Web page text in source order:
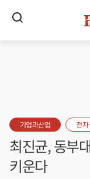
기업과산업 전자
최진균, 동부
키운다